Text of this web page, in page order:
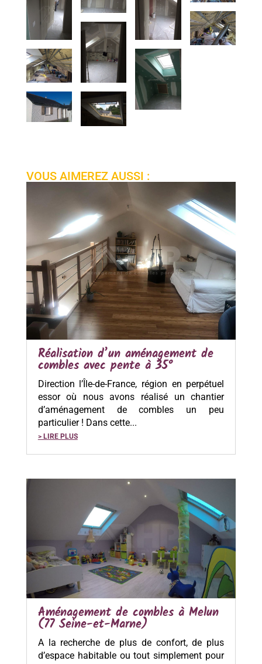
VOUS AIMEREZ AUSSI :
Réalisation d’un aménagement de
combles avec pente à 35°
Direction l’Île-de-France, région en perpétuel
essor où nous avons réalisé un chantier
d’aménagement de combles un peu
particulier ! Dans cette...
> LIRE PLUS
Aménagement de combles à Melun
(77 Seine-et-Marne)
A la recherche de plus de confort, de plus
d’espace habitable ou tout simplement pour